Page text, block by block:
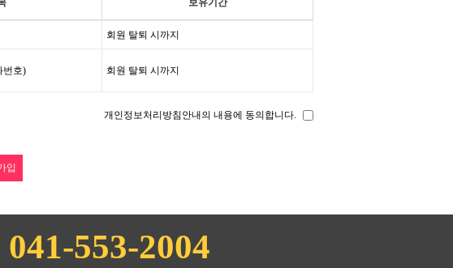
보유기간
회원 탈퇴 시까지
번호) 회원 탈퇴 시까지
개인정보처리방침안내의 내용에 동의합니다.
041-553-2004